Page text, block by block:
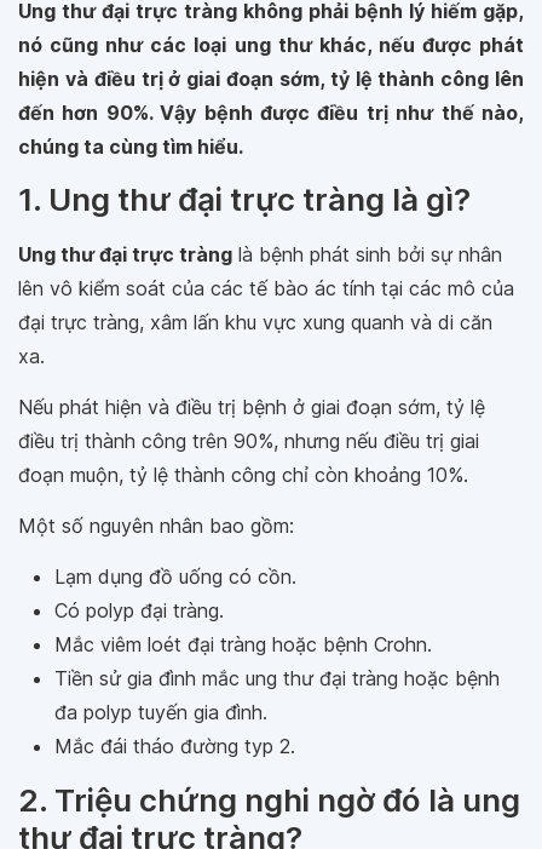
Ung thư đại trực tràng không phải bệnh lý hiếm gặp,
nó cũng như các loại ung thư khác, nếu được phát
hiện và điều trị ở giai đoạn sớm, tỷ lệ thành công lên
đến hơn 90%. Vậy bệnh được điều trị như thế nào,
chúng ta cùng tìm hiểu.
1. Ung thư đại trực tràng là gì?
Ung thư đại trực tràng là bệnh phát sinh bởi sự nhân
lên vô kiểm soát của các tế bào ác tính tại các mô của
đại trực tràng, xâm lấn khu vực xung quanh và di căn
xa.
Nếu phát hiện và điều trị bệnh ở giai đoạn sớm, tỷ lệ
điều trị thành công trên 90%, nhưng nếu điều trị giai
đoạn muộn, tỷ lệ thành công chỉ còn khoảng 10%.
Một số nguyên nhân bao gồm:
Lạm dụng đồ uống có cồn.
Có polyp đại tràng.
Mắc viêm loét đại tràng hoặc bệnh Crohn.
Tiền sử gia đình mắc ung thư đại tràng hoặc bệnh
đa polyp tuyến gia đình.
Mắc đái tháo đường typ 2.
2. Triệu chứng nghi ngờ đó là ung
thư đại trực tràng?